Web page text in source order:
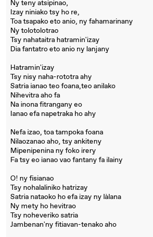
Ny teny atsipinao,
Izay niniako tsy ho re,
Toa tsapako eto anio, ny fahamarinany
Ny tolotolotrao
Tsy nahataitra hatramin'izay
Dia fantatro eto anio ny lanjany
Hatramin'izay
Tsy nisy naha-rototra ahy
Satria ianao teo foana,teo anilako
Nihevitra aho fa
Na inona fitrangany eo
Ianao efa napetraka ho ahy
Nefa izao, toa tampoka foana
Nilaozanao aho, tsy ankiteny
Mipenipenina ny foko irery
Fa tsy eo ianao vao fantany fa ilainy
O! ny fisianao
Tsy nohalaliniko hatrizay
Satria nataoko ho efa izay ny làlana
Ny mety ho hevitrao
Tsy noheveriko satria
Jambenan'ny fitiavan-tenako aho